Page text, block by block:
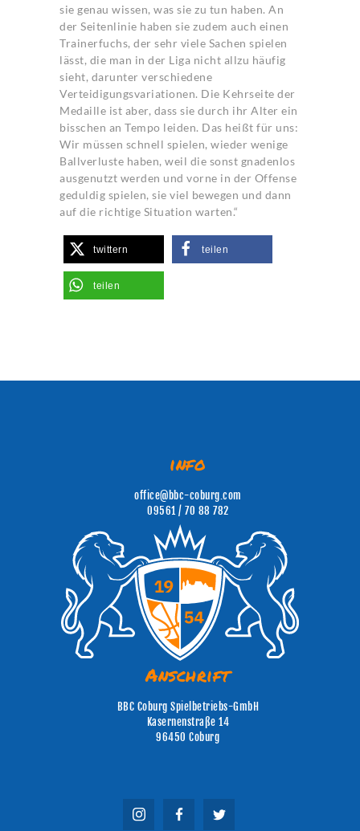
sie genau wissen, was sie zu tun haben. An
der Seitenlinie haben sie zudem auch einen
Trainerfuchs, der sehr viele Sachen spielen
lässt, die man in der Liga nicht allzu häufig
sieht, darunter verschiedene
Verteidigungsvariationen. Die Kehrseite der
Medaille ist aber, dass sie durch ihr Alter ein
bisschen an Tempo leiden. Das heißt für uns:
Wir müssen schnell spielen, wieder wenige
Ballverluste haben, weil die sonst gnadenlos
ausgenutzt werden und vorne in der Offense
geduldig spielen, sie viel bewegen und dann
auf die richtige Situation warten.“
twittern teilen
teilen
info
office@bbc-coburg.com
09561 / 70 88 782
Anschrift
BBC Coburg Spielbetriebs-GmbH
Kasernenstraße 14
96450 Coburg